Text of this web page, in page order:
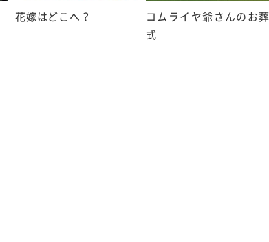
花嫁はどこへ？
コムライヤ爺さんのお葬
式